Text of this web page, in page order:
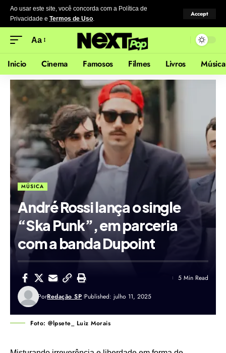
Ao usar este site, você concorda com a Política de
Privacidade e Termos de Uso.
Accept
Aa
Inicio Cinema Famosos Filmes Livros Música
MÚSICA
André Rossi lança o single
“Ska Punk”, em parceria
com a banda Dupoint
PorRedação SP Published: julho 11, 2025
5 Min Read
Foto: @lpsete_ Luiz Morais